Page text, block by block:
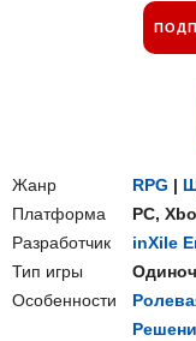
Жанр RPG |
Платформа
PC,
Разработчик
inXile
Тип игры
Особенности